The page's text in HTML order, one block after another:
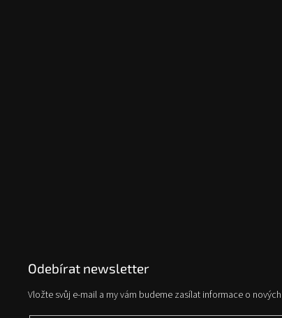
Odebírat newsletter
Vložte svůj e-mail a my vám budeme zasílat informace o